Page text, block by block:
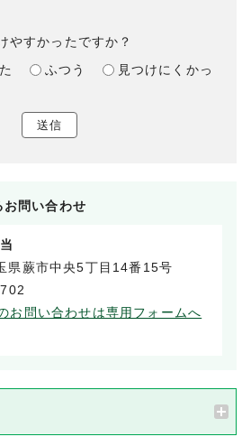
やすかったですか？
ふつう
見つけにくかっ
送信
お問い合わせ
蕨市中央5丁目14番15号
お問い合わせは専用フォームへ